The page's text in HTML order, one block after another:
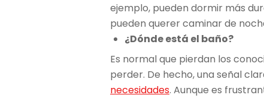
ejemplo, pueden dormir más
pueden querer caminar de
¿Dónde está el baño?
Es normal que pierdan los
perder. De hecho, una señal
necesidades. Aunque es